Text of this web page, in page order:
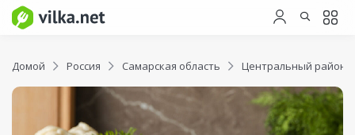
Домой Россия Самарская область Центральный район